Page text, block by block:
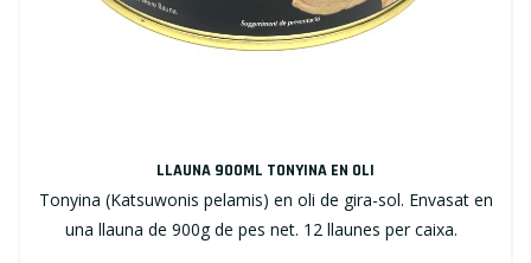
LLAUNA 900ML TONYINA EN OLI
Tonyina (Katsuwonis pelamis) en oli de gira-sol. Envasat en
una llauna de 900g de pes net. 12 llaunes per caixa.